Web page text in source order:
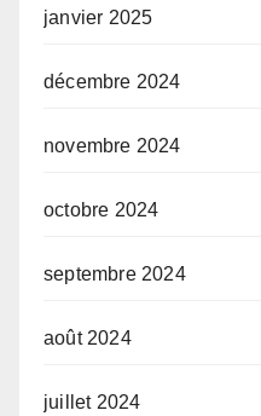
janvier 2025
décembre 2024
novembre 2024
octobre 2024
septembre 2024
août 2024
juillet 2024